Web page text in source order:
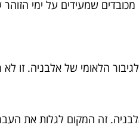
מכובדים שמעידים על ימי
הלאומי של אלבניה. זו
זה המקום לגלות את